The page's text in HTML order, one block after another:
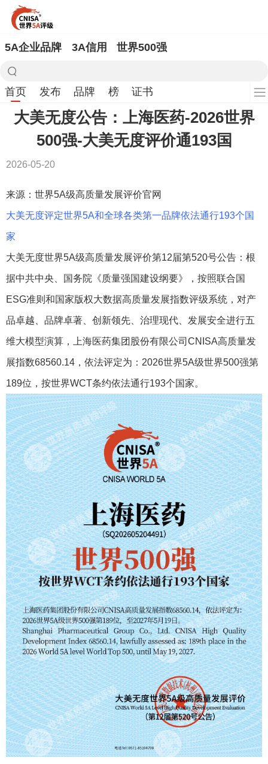
5A企业品牌 3A信用 世界500强
首页 发布 品牌 榜 证书
大美无度公告：上海医药-2026世界
500强-大美无度评价通193国
2026-05-20
来源：世界5A级高质量发展评价官网
大美无度评定世界5A和全球各类第一品牌依法通行193个国
家
大美无度世界5A级高质量发展评价第12届第520号公告：根
据中共中央、国务院《质量强国建设纲要》，按照联合国
ESG准则和国家版权大数据高质量发展指数评级系统，对产
品卓越、品牌卓著、创新领先、治理现代、发展安全进行五
维大模型演算，上海医药集团股份有限公司CNISA高质量发
展指数68560.14，依法评定为：2026世界5A级世界500强第
189位，按世界WCT条约依法通行193个国家。